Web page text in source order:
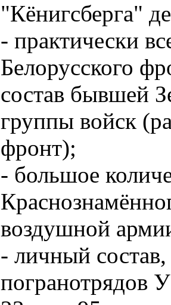
"Кёнигсберга"
- практически
Белорусского
состав бывшей
группы войск
фронт);
- большое
воздушной
- личный
погранотрядов